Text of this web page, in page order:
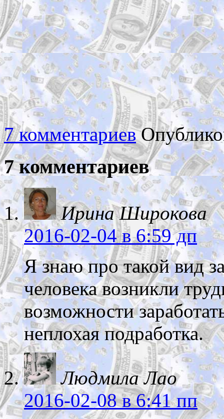
7 комментариев
7 комментариев
Ирина Широкова
2016-02-04в 6:59 дп
Я знаю про такой вид
человека возникли
возможности
неплохая подработка.
Людмила Лао
2016-02-08в 6:41 пп